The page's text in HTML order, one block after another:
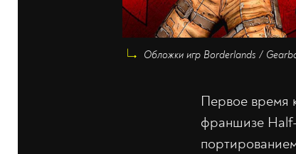
Обложки игр Borderlands /
Первое время
франшизе